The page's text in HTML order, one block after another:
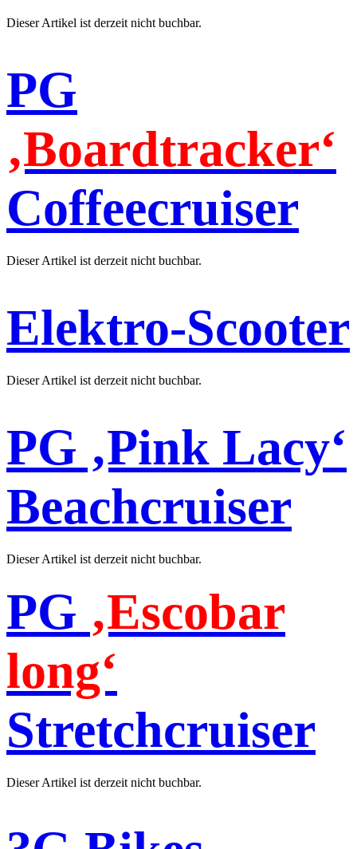
Dieser Artikel ist derzeit nicht buchbar.
PG
‚Boardtracker‘
Coffeecruiser
Dieser Artikel ist derzeit nicht buchbar.
Elektro-Scooter
Dieser Artikel ist derzeit nicht buchbar.
PG ‚Pink Lacy‘
Beachcruiser
Dieser Artikel ist derzeit nicht buchbar.
PG ‚Escobar
long‘
Stretchcruiser
Dieser Artikel ist derzeit nicht buchbar.